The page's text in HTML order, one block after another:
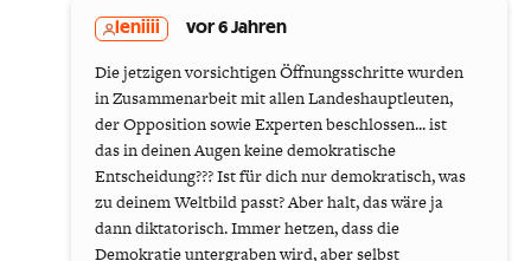
leniiii vor 6 Jahren
Die jetzigen vorsichtigen Öffnungsschritte wurden
in Zusammenarbeit mit allen Landeshauptleuten,
der Opposition sowie Experten beschlossen... ist
das in deinen Augen keine demokratische
Entscheidung??? Ist für dich nur demokratisch, was
zu deinem Weltbild passt? Aber halt, das wäre ja
dann diktatorisch. Immer hetzen, dass die
Demokratie untergraben wird, aber selbst